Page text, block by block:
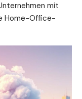
mit
Home-Office-